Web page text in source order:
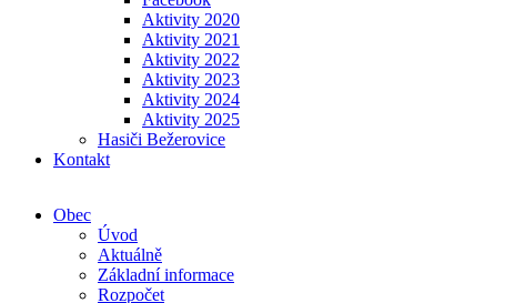
Aktivity 2020
Aktivity 2021
Aktivity 2022
Aktivity 2023
Aktivity 2024
Aktivity 2025
Hasiči Bežerovice
Kontakt
Obec
Úvod
Aktuálně
Základní informace
Rozpočet